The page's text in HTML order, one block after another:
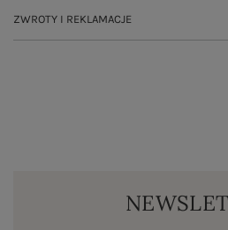
ZWROTY I REKLAMACJE